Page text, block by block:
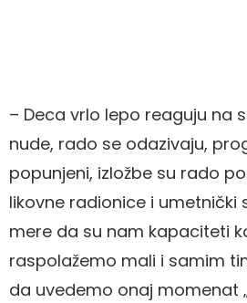
– Deca vrlo lepo reaguju na
nude, rado se odazivaju,
popunjeni, izložbe su rado
likovne radionice i umetnički
mere da su nam kapaciteti
raspolažemo mali i samim
da uvedemo onaj momenat